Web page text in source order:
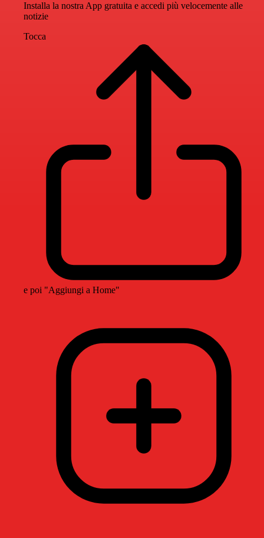
Installa la nostra App gratuita e accedi più velocemente alle
notizie
Tocca
e poi "Aggiungi a Home"